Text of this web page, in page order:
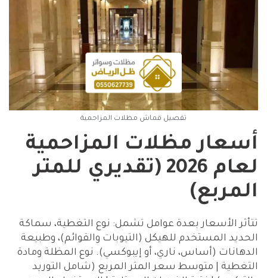
تفصيل قماش مظلات المزاحمية
أسعار مظلات المزاحمية
لعام 2026 (تقديري للمتر
المربع)
تتأثر الأسعار بعدة عوامل تشمل: نوع التغطية، سماكة
الحديد المستخدم للهيكل (التيوبات والقوائم)، وطبيعة
الدهانات (أساس، ناري، أو إيبوكسي). نوع المظلة ومادة
التغطية | متوسط سعر المتر المربع (شامل التوريد